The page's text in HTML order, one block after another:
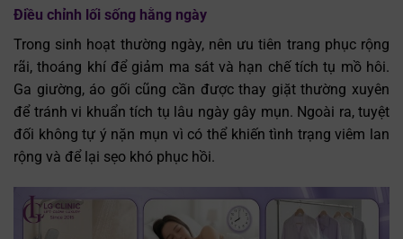
Điều chỉnh lối sống hằng ngày
Trong sinh hoạt thường ngày, nên ưu tiên trang phục rộng
rãi, thoáng khí để giảm ma sát và hạn chế tích tụ mồ hôi.
Ga giường, áo gối cũng cần được thay giặt thường xuyên
để tránh vi khuẩn tích tụ lâu ngày gây mụn. Ngoài ra, tuyệt
đối không tự ý nặn mụn vì có thể khiến tình trạng viêm lan
rộng và để lại sẹo khó phục hồi.